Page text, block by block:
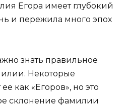
Егора имеет глубокий
и пережила много эпох
знать правильное
Некоторые
как «Егоров», но это
склонение фамилии